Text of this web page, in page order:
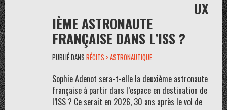
UX
IÈME ASTRONAUTE
FRANÇAISE DANS L’ISS ?
PUBLIÉ DANS RÉCITS > ASTRONAUTIQUE
Sophie Adenot sera-t-elle la deuxième astronaute
française à partir dans l’espace en destination de
l’ISS ? Ce serait en 2026, 30 ans après le vol de